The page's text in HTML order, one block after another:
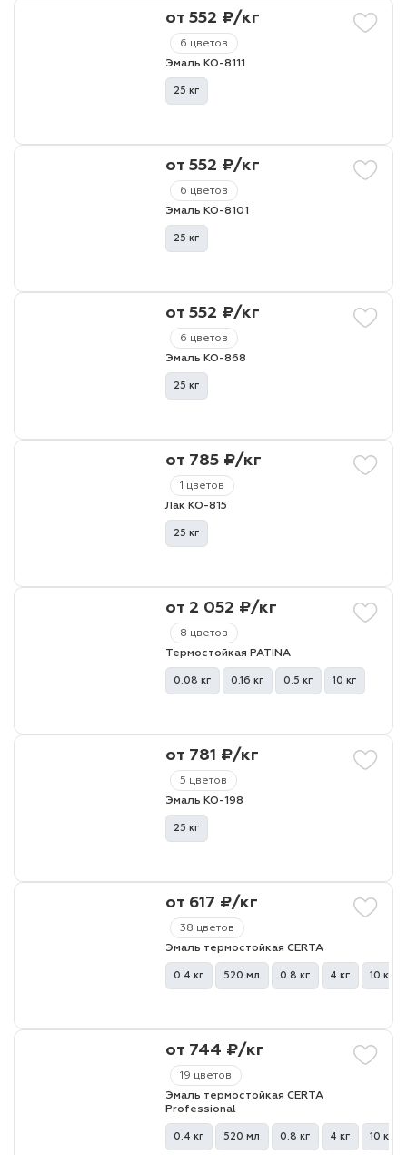
6 цветов
от 552 ₽/кг
Эмаль КО-8111
25 кг
6 цветов
от 552 ₽/кг
Эмаль КО-8101
25 кг
6 цветов
от 552 ₽/кг
Эмаль КО-868
25 кг
1 цветов
от 785 ₽/кг
Лак КО-815
25 кг
8 цветов
от 2 052 ₽/кг
Термостойкая PATINA
0.08 кг 0.16 кг 0.5 кг 10 кг
5 цветов
от 781 ₽/кг
Эмаль КО-198
25 кг
38 цветов
от 617 ₽/кг
Эмаль термостойкая CERTA
0.4 кг 520 мл 0.8 кг 4 кг 10 кг
19 цветов
от 744 ₽/кг
Эмаль термостойкая CERTA
Professional
0.4 кг 520 мл 0.8 кг 4 кг 10 кг